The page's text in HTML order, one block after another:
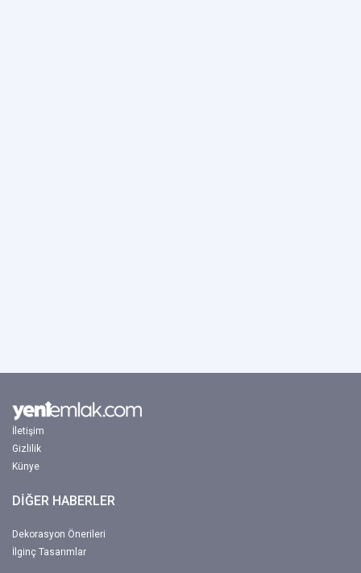
İletişim
Gizlilik
Künye
DİĞER HABERLER
Dekorasyon Önerileri
İlginç Tasarımlar